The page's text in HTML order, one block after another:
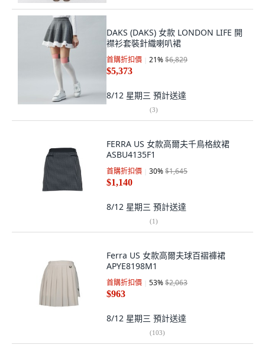
DAKS (DAKS) 女款 LONDON LIFE 開
襟衫套裝針織喇叭裙
首購折扣價 21%$6,829
$5,373
8/12 星期三 預計送達
(3)
FERRA US 女款高爾夫千鳥格紋裙
ASBU4135F1
首購折扣價 30%$1,645
$1,140
8/12 星期三 預計送達
(1)
Ferra US 女款高爾夫球百褶褲裙
APYE8198M1
首購折扣價 53%$2,063
$963
8/12 星期三 預計送達
(103)